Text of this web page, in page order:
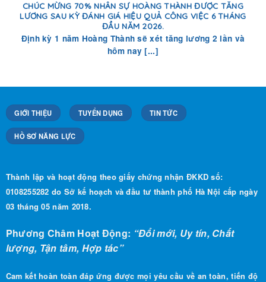
CHÚC MỪNG 70% NHÂN SỰ HOÀNG THÀNH ĐƯỢC TĂNG
LƯƠNG SAU KỲ ĐÁNH GIÁ HIỆU QUẢ CÔNG VIỆC 6 THÁNG
ĐẦU NĂM 2026.
Định kỳ 1 năm Hoàng Thành sẽ xét tăng lương 2 lần và
hôm nay [...]
GIỚI THIỆU TUYỂN DỤNG TIN TỨC
HỒ SƠ NĂNG LỰC
Thành lập và hoạt động theo giấy chứng nhận ĐKKD số:
0108255282 do Sở kế hoạch và đầu tư thành phố Hà Nội cấp ngày
03 tháng 05 năm 2018.
Phương Châm Hoạt Động: “Đổi mới, Uy tín, Chất
lượng, Tận tâm, Hợp tác”
Cam kết hoàn toàn đáp ứng được mọi yêu cầu về an toàn, tiến độ